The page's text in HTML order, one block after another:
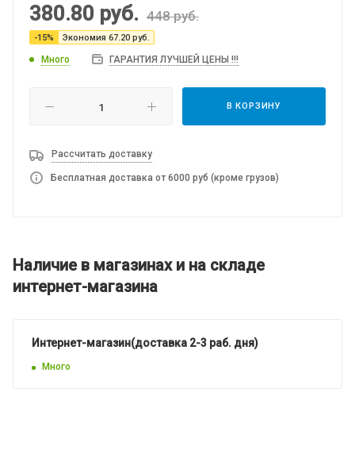
380.80 руб. 448руб.
-15% Экономия 67.20 руб.
Много ГАРАНТИЯ ЛУЧШЕЙ ЦЕНЫ !!!
В КОРЗИНУ
Рассчитать доставку
Бесплатная доставка от 6000 руб (кроме грузов)
Наличие в магазинах и на складе
интернет-магазина
Интернет-магазин(доставка 2-3 раб. дня)
Много